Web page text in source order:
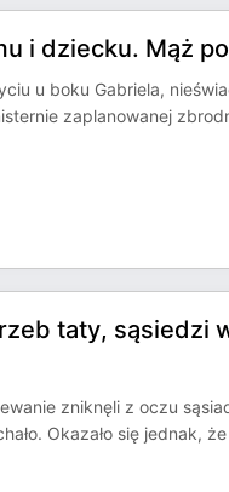
i dziecku. Mąż
u boku Gabriela,
zaplanowanej
taty, sąsiedzi
zniknęli z oczu
Okazało się jednak,